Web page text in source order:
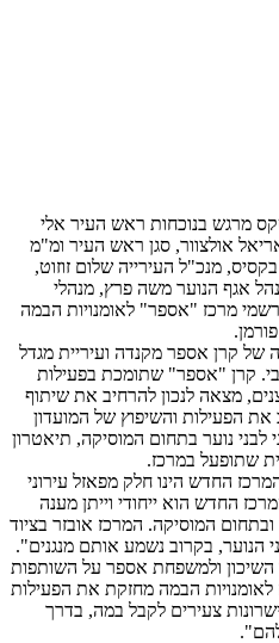
מרגש בנוכחות ראש העיר אלי
אולצוור, סגן ראש העיר ומ"מ
מנכ"ל העירייה שלום זוזוט,
אגף הנוער משה פרץ, מנהלי
מרכז "אספר" לאומנויות הבמה
של קרן אספר מקנדה ועיריית מגדל
קרן "אספר" שתומכת בפעילות
מצאה לנכון להרחיב את שיתוף
את הפעילות והשיפוץ של המועדון
לבני נוער בתחום המוסיקה, תיאטרון
שתופעל במרכז.
החדש הינו חלק מפאזל עירוני
החדש הוא ייחודי וייתן מענה
ובתחום המוסיקה. המרכז אובזר בציוד
הנוער, בקרוב נשמע אותם מנגנים".
ולמשפחת אספר על השותפות
הבמה מחזקת את הפעילות
צעירים לקבל במה, בדרך